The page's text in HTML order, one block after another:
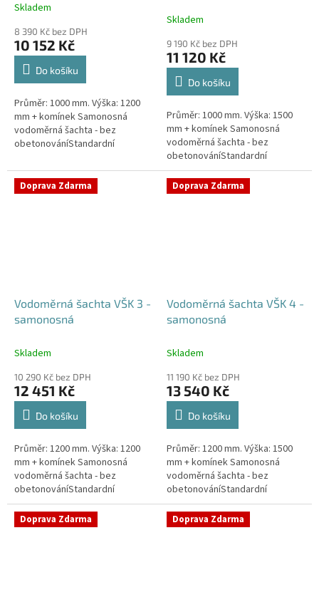
Průměrné
produktu
je
4,4
hvězdiček.
Skladem
8 390 Kč bez DPH
10 152 Kč
Do košíku
Průměr: 1000 mm. Výška: 1200
mm + komínek Samonosná
vodoměrná šachta - bez
obetonováníStandardní
přání) Český výrobek! Pro
případné dotazy, či...
Skladem
9 190 Kč bez DPH
11 120 Kč
Do košíku
Průměr: 1000 mm. Výška: 1500
mm + komínek Samonosná
vodoměrná šachta - bez
obetonováníStandardní
prostupy šachty DN32 (jiné na
přání) Český výrobek! Pro
případné dotazy, či...
Doprava Zdarma
Vodoměrná šachta VŠK 3 -
samonosná
Skladem
10 290 Kč bez DPH
12 451 Kč
Do košíku
Průměr: 1200 mm. Výška: 1200
mm + komínek Samonosná
vodoměrná šachta - bez
obetonováníStandardní
prostupy šachty DN32 (jiné na
přání) Doba dodání 10-14 dní.
Český výrobek!...
Doprava Zdarma
Vodoměrná šachta VŠK 4 -
samonosná
Skladem
11 190 Kč bez DPH
13 540 Kč
Do košíku
Průměr: 1200 mm. Výška: 1500
mm + komínek Samonosná
vodoměrná šachta - bez
obetonováníStandardní
prostupy šachty DN32 (jiné na
přání) Doba dodání 10-14 dní.
Český výrobek!...
Doprava Zdarma Doprava Zdarma